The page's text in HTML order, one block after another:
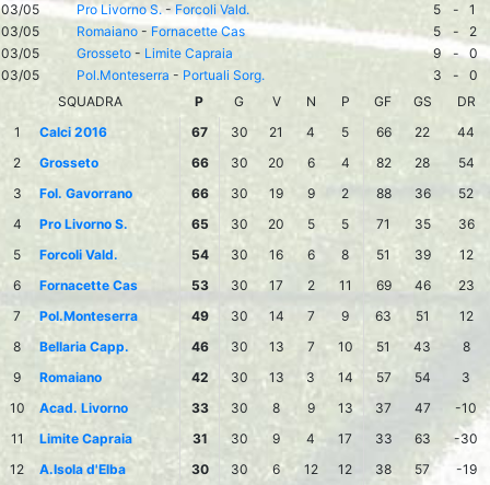
03/05
Pro Livorno S.- Forcoli Vald. 5 -
1
03/05
Romaiano - Fornacette Cas 5 -
2
03/05
Grosseto - Limite Capraia 9 - 0
03/05
Pol.Monteserra - Portuali Sorg. 3 -
0
SQUADRA
P G V N P GF GS
DR
1
Calci 2016 67 30 21 4 5 66 22
44
2
Grosseto 66 30 20 6 4 82 28
54
3
Fol. Gavorrano 66 30 19 9 2 88 36
52
4
Pro Livorno S. 65 30 20 5 5 71 35
36
5
Forcoli Vald. 54 30 16 6 8 51 39
12
6
Fornacette Cas 53 30 17 2 11 69 46
23
7
Pol.Monteserra 49 30 14 7 9 63 51
12
8
Bellaria Capp. 46 30 13 7 10 51 43
8
9
Romaiano 42 30 13 3 14 57 54
3
10
Acad. Livorno 33 30 8 9 13 37 47
-10
11
Limite Capraia 31 30 9 4 17 33 63
-30
12
A.Isola d'Elba 30 30 6 12 12 38 57 -19